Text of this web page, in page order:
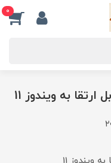
0
به ویندوز 11